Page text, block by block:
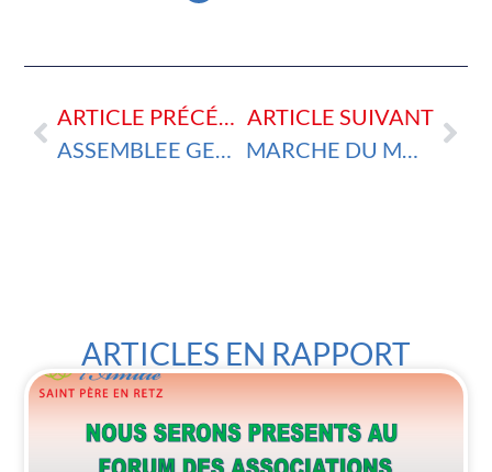
ARTICLE PRÉCÉDENT
ASSEMBLEE GENERALE 2025
ARTICLE SUIVANT
MARCHE DU MOIS DE MARS
ARTICLES EN RAPPORT